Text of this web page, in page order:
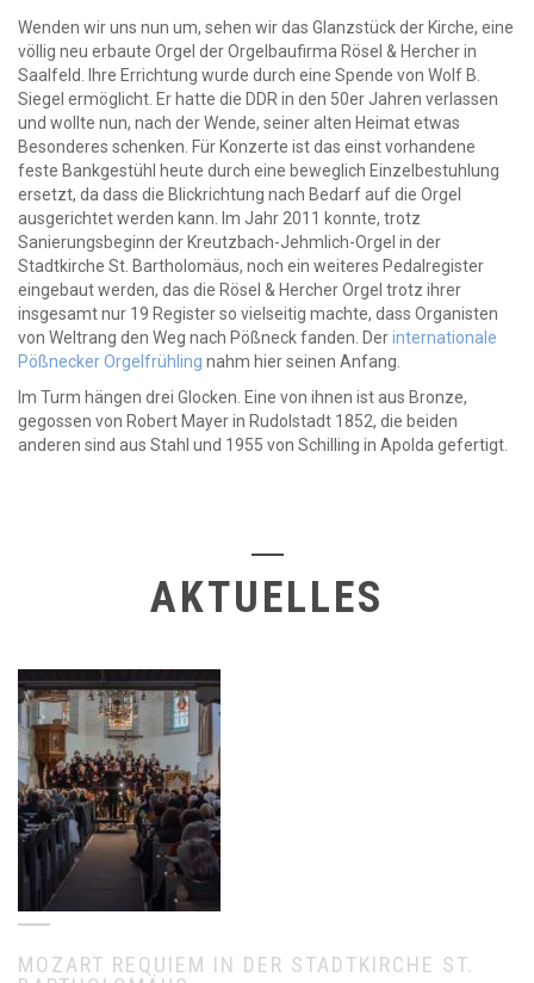
Wenden wir uns nun um, sehen wir das Glanzstück der Kirche, eine
völlig neu erbaute Orgel der Orgelbaufirma Rösel & Hercher in
Saalfeld. Ihre Errichtung wurde durch eine Spende von Wolf B.
Siegel ermöglicht. Er hatte die DDR in den 50er Jahren verlassen
und wollte nun, nach der Wende, seiner alten Heimat etwas
Besonderes schenken. Für Konzerte ist das einst vorhandene
feste Bankgestühl heute durch eine beweglich Einzelbestuhlung
ersetzt, da dass die Blickrichtung nach Bedarf auf die Orgel
ausgerichtet werden kann. Im Jahr 2011 konnte, trotz
Sanierungsbeginn der Kreutzbach-Jehmlich-Orgel in der
Stadtkirche St. Bartholomäus, noch ein weiteres Pedalregister
eingebaut werden, das die Rösel & Hercher Orgel trotz ihrer
insgesamt nur 19 Register so vielseitig machte, dass Organisten
von Weltrang den Weg nach Pößneck fanden. Derinternationale
Pößnecker Orgelfrühling nahm hier seinen Anfang.
Im Turm hängen drei Glocken. Eine von ihnen ist aus Bronze,
gegossen von Robert Mayer in Rudolstadt 1852, die beiden
anderen sind aus Stahl und 1955 von Schilling in Apolda gefertigt.
AKTUELLES
MOZART REQUIEM IN DER STADTKIRCHE ST.